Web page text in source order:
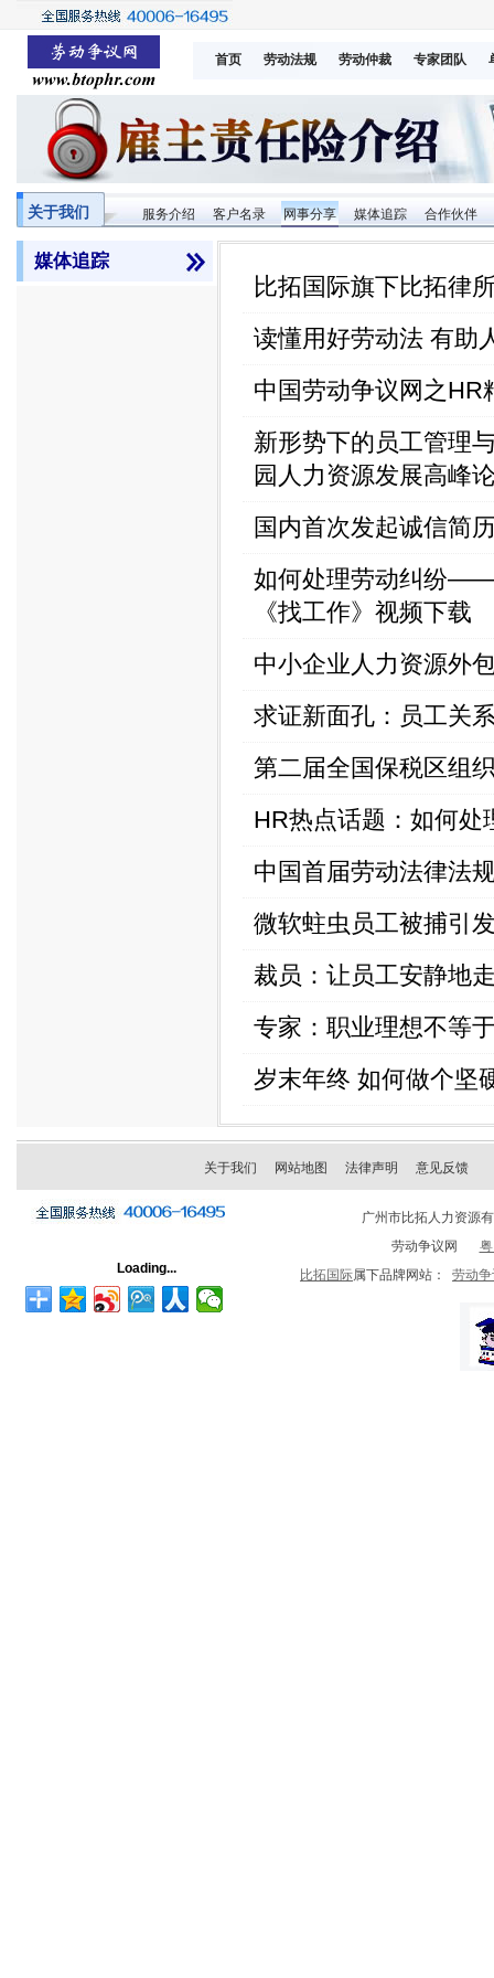
首页 劳动法规 劳动仲裁 专家团队
关于我们 服务介绍 客户名录 网事分享 媒体追踪 合作伙伴
媒体追踪
比拓国际旗下比拓律
读懂用好劳动法 有助
中国劳动争议网之HR
新形势下的员工管理
园人力资源发展高峰
国内首次发起诚信简
如何处理劳动纠纷——
《找工作》视频下载
中小企业人力资源外
求证新面孔：员工关
第二届全国保税区组
HR热点话题：如何处
中国首届劳动法律法
微软蛀虫员工被捕引
裁员：让员工安静地
专家：职业理想不等
岁末年终 如何做个坚
关于我们 网站地图 法律声明 意见反馈
Loading...
广州市比拓人力资源
劳动争议网
比拓国际属下品牌网站： 劳动